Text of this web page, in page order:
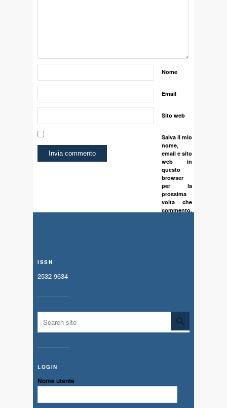
Nome
Email
Sito web
Salva il mio
nome,
email e sito
web in
questo
browser
per la
prossima
volta che
commento.
ISSN
2532-9634
LOGIN
Nome utente